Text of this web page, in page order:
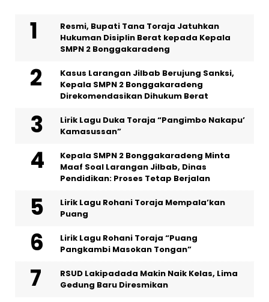
Resmi, Bupati Tana Toraja Jatuhkan
Hukuman Disiplin Berat kepada Kepala
SMPN 2 Bonggakaradeng
Kasus Larangan Jilbab Berujung Sanksi,
Kepala SMPN 2 Bonggakaradeng
Direkomendasikan Dihukum Berat
Lirik Lagu Duka Toraja “Pangimbo Nakapu’
Kamasussan”
Kepala SMPN 2 Bonggakaradeng Minta
Maaf Soal Larangan Jilbab, Dinas
Pendidikan: Proses Tetap Berjalan
Lirik Lagu Rohani Toraja Mempala’kan
Puang
Lirik Lagu Rohani Toraja “Puang
Pangkambi Masokan Tongan”
RSUD Lakipadada Makin Naik Kelas, Lima
Gedung Baru Diresmikan